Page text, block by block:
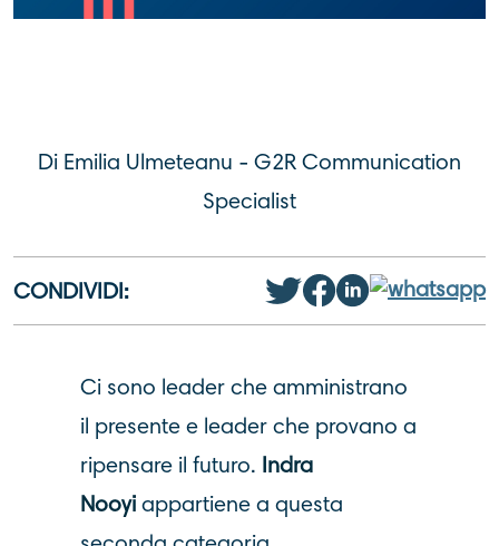
Di Emilia Ulmeteanu - G2R Communication
Specialist
CONDIVIDI:
Ci sono leader che amministrano
il presente e leader che provano a
ripensare il futuro. Indra
Nooyi appartiene a questa